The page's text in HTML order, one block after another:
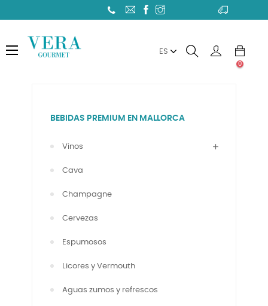
Toggle
☰ ES
0
BEBIDAS PREMIUM EN MALLORCA
Vinos
Cava
Champagne
Cervezas
Espumosos
Licores y Vermouth
Aguas zumos y refrescos